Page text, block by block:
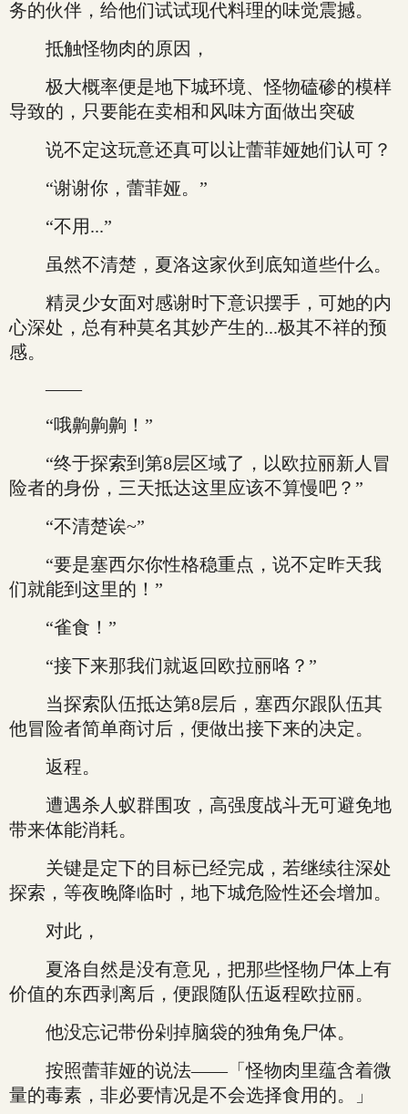
务的伙伴，给他们试试现代料理的味觉震撼。
抵触怪物肉的原因，
极大概率便是地下城环境、怪物磕碜的模样
导致的，只要能在卖相和风味方面做出突破
说不定这玩意还真可以让蕾菲娅她们认可？
“谢谢你，蕾菲娅。”
“不用...”
虽然不清楚，夏洛这家伙到底知道些什么。
精灵少女面对感谢时下意识摆手，可她的内
心深处，总有种莫名其妙产生的...极其不祥的预
感。
——
“哦齁齁齁！”
“终于探索到第8层区域了，以欧拉丽新人冒
险者的身份，三天抵达这里应该不算慢吧？”
“不清楚诶~”
“要是塞西尔你性格稳重点，说不定昨天我
们就能到这里的！”
“雀食！”
“接下来那我们就返回欧拉丽咯？”
当探索队伍抵达第8层后，塞西尔跟队伍其
他冒险者简单商讨后，便做出接下来的决定。
返程。
遭遇杀人蚁群围攻，高强度战斗无可避免地
带来体能消耗。
关键是定下的目标已经完成，若继续往深处
探索，等夜晚降临时，地下城危险性还会增加。
对此，
夏洛自然是没有意见，把那些怪物尸体上有
价值的东西剥离后，便跟随队伍返程欧拉丽。
他没忘记带份剁掉脑袋的独角兔尸体。
按照蕾菲娅的说法——「怪物肉里蕴含着微
量的毒素，非必要情况是不会选择食用的。」